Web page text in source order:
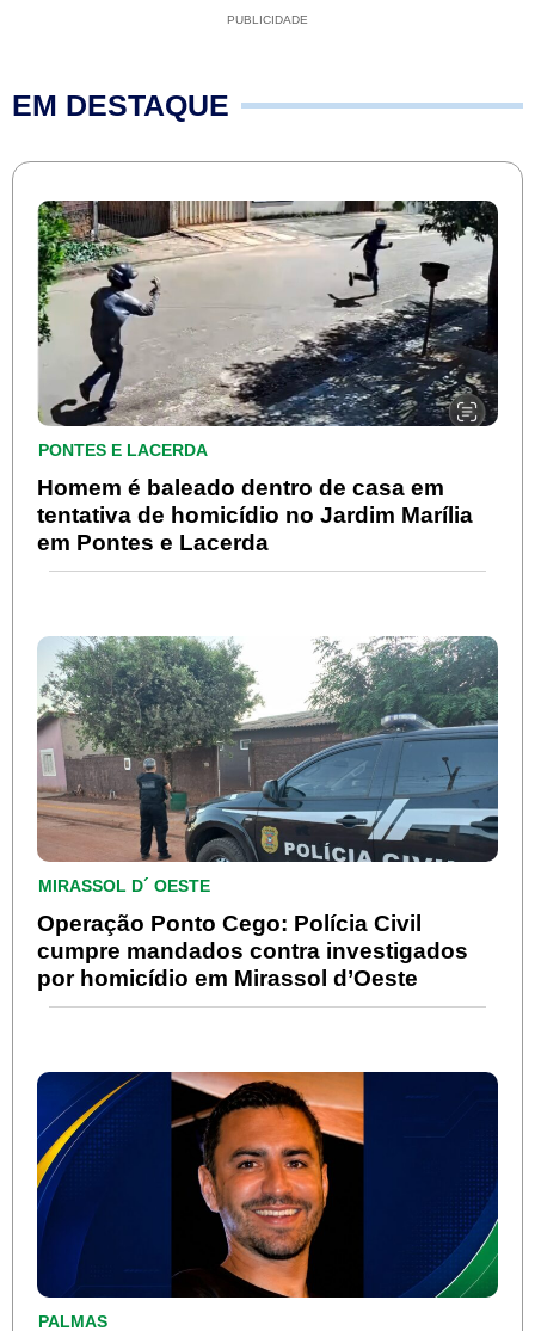
PUBLICIDADE
EM DESTAQUE
PONTES E LACERDA
Homem é baleado dentro de casa em
tentativa de homicídio no Jardim Marília
em Pontes e Lacerda
MIRASSOL D´ OESTE
Operação Ponto Cego: Polícia Civil
cumpre mandados contra investigados
por homicídio em Mirassol d’Oeste
PALMAS